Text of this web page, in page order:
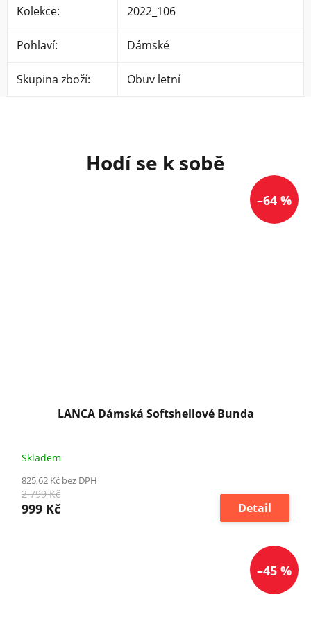
–64 %
LANCA Dámská Softshellové Bunda
Skladem
825,62 Kč bez DPH
2 799 Kč
999 Kč Detail
–45 %
Kolekce: 2022_106
Pohlaví: Dámské
Skupina zboží: Obuv letní